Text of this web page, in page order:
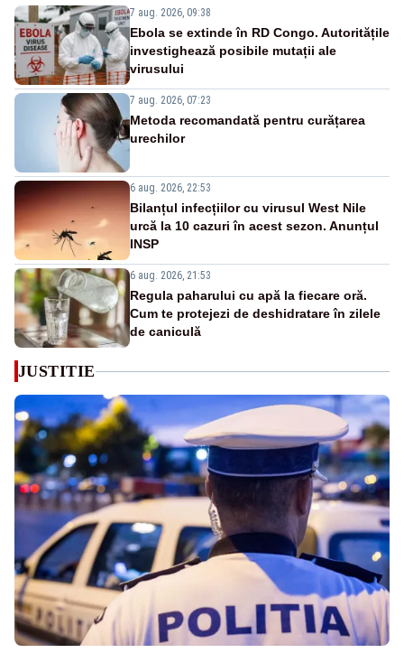
7 aug. 2026, 09:38
Ebola se extinde în RD Congo. Autoritățile
investighează posibile mutații ale
virusului
7 aug. 2026, 07:23
Metoda recomandată pentru curățarea
urechilor
6 aug. 2026, 22:53
Bilanțul infecțiilor cu virusul West Nile
urcă la 10 cazuri în acest sezon. Anunțul
INSP
6 aug. 2026, 21:53
Regula paharului cu apă la fiecare oră.
Cum te protejezi de deshidratare în zilele
de caniculă
JUSTITIE